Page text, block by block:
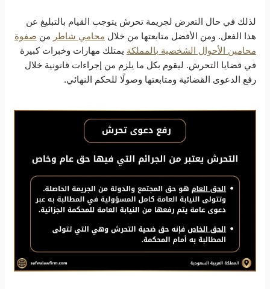
لذلك في حال التعرض لجريمة تحرش يتوجب القيام بالتبليغ عن
هذا الفعل. ومن الأفضل متابعتها من خلال محامي شاطر من صفوة
محامين الأحوال الشخصية بالمملكة يمتلك مهارات وخبرات كبيرة
في قضايا التحرش. ليقوم بكل ما يلزم من إجراءات قانونية خلال
رفع الدعوى القضائية ومتابعتها وصولًا للحكم النهائي.